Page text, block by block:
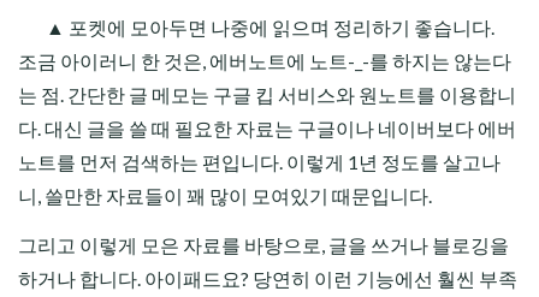
▲ 포켓에 모아두면 나중에 읽으며 정리하기 좋습니다.
조금 아이러니 한 것은, 에버노트에 노트-_-를 하지는 않는다
는 점. 간단한 글 메모는 구글 킵 서비스와 원노트를 이용합니
다. 대신 글을 쓸 때 필요한 자료는 구글이나 네이버보다 에버
노트를 먼저 검색하는 편입니다. 이렇게 1년 정도를 살고나
니, 쓸만한 자료들이 꽤 많이 모여있기 때문입니다.
그리고 이렇게 모은 자료를 바탕으로, 글을 쓰거나 블로깅을
하거나 합니다. 아이패드요? 당연히 이런 기능에선 훨씬 부족